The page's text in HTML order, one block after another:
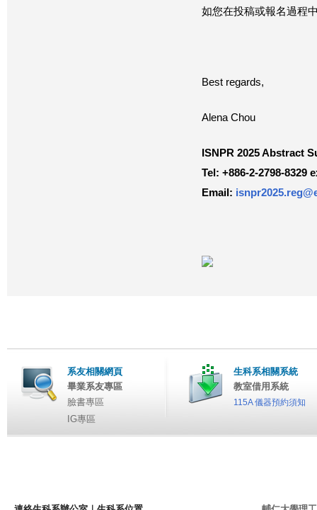
如您在投稿或報名過程
Best regards,
Alena Chou
ISNPR 2025 Abstract
Tel: +886-2-2798-8329
Email:
系友相關網頁
畢業系友專區
臉書專區
IG專區
生科系相關系統
教室借用系統
115A 儀器預約須知